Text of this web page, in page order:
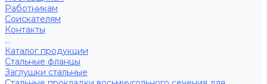
Работникам
Соискателям
Контакты
...
Каталог продукции
Стальные фланцы
Заглушки стальные